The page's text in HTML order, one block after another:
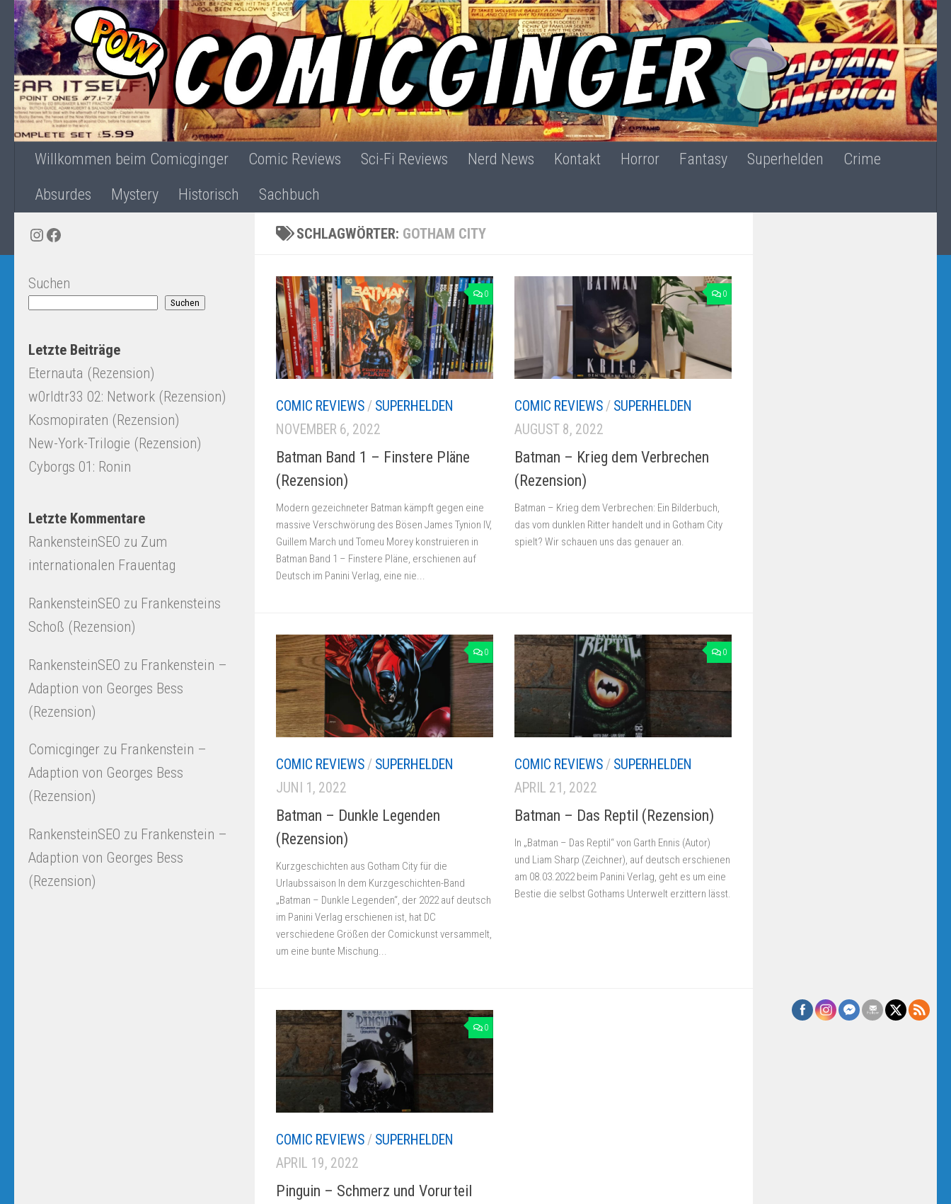
Zum Inhalt springen
Willkommen beim Comicginger Comic Reviews Sci-Fi Reviews Nerd News Kontakt Horror Fantasy Superhelden
Crime
Absurdes
Mystery Historisch Sachbuch
SCHLAGWÖRTER: GOTHAM CITY
0
COMIC REVIEWS / SUPERHELDEN
NOVEMBER 6, 2022
Batman Band 1 – Finstere Pläne
(Rezension)
Modern gezeichneter Batman kämpft gegen eine
massive Verschwörung des Bösen James Tynion IV,
Guillem March und Tomeu Morey konstruieren in
Batman Band 1 – Finstere Pläne, erschienen auf
Deutsch im Panini Verlag, eine nie...
0
COMIC REVIEWS / SUPERHELDEN
AUGUST 8, 2022
Batman – Krieg dem Verbrechen
(Rezension)
Batman – Krieg dem Verbrechen: Ein Bilderbuch,
das vom dunklen Ritter handelt und in Gotham City
spielt? Wir schauen uns das genauer an.
0
COMIC REVIEWS / SUPERHELDEN
JUNI 1, 2022
Batman – Dunkle Legenden
(Rezension)
Kurzgeschichten aus Gotham City für die
Urlaubssaison In dem Kurzgeschichten-Band
„Batman – Dunkle Legenden“, der 2022 auf deutsch
im Panini Verlag erschienen ist, hat DC
verschiedene Größen der Comickunst versammelt,
um eine bunte Mischung...
0
COMIC REVIEWS / SUPERHELDEN
APRIL 21, 2022
Batman – Das Reptil (Rezension)
In „Batman – Das Reptil“ von Garth Ennis (Autor)
und Liam Sharp (Zeichner), auf deutsch erschienen
am 08.03.2022 beim Panini Verlag, geht es um eine
Bestie die selbst Gothams Unterwelt erzittern lässt.
0
COMIC REVIEWS / SUPERHELDEN
APRIL 19, 2022
Pinguin – Schmerz und Vorurteil
Instagram
Facebook
Suchen
Suchen
Letzte Beiträge
Eternauta (Rezension)
w0rldtr33 02: Network (Rezension)
Kosmopiraten (Rezension)
New-York-Trilogie (Rezension)
Cyborgs 01: Ronin
Letzte Kommentare
RankensteinSEO zu Zum
internationalen Frauentag
RankensteinSEO zu Frankensteins
Schoß (Rezension)
RankensteinSEO zu Frankenstein –
Adaption von Georges Bess
(Rezension)
Comicginger zu Frankenstein –
Adaption von Georges Bess
(Rezension)
RankensteinSEO zu Frankenstein –
Adaption von Georges Bess
(Rezension)